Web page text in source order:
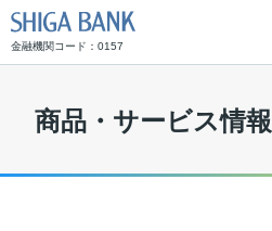
金融機関コード：0157
商品・サービス情報